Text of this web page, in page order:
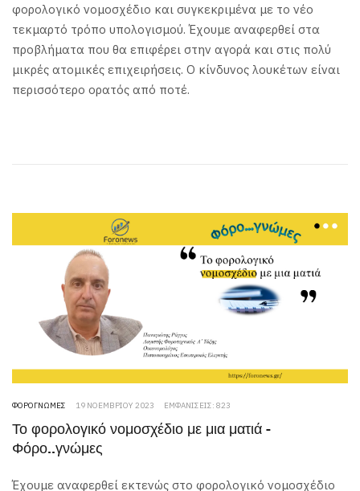
φορολογικό νομοσχέδιο και συγκεκριμένα με το νέο
τεκμαρτό τρόπο υπολογισμού. Έχουμε αναφερθεί στα
προβλήματα που θα επιφέρει στην αγορά και στις πολύ
μικρές ατομικές επιχειρήσεις. Ο κίνδυνος λουκέτων είναι
περισσότερο ορατός από ποτέ.
ΦΟΡΟΓΝΏΜΕΣ 19 ΝΟΕΜΒΡΊΟΥ 2023 ΕΜΦΑΝΊΣΕΙΣ: 823
Το φορολογικό νομοσχέδιο με μια ματιά -
Φόρο..γνώμες
Έχουμε αναφερθεί εκτενώς στο φορολογικό νομοσχέδιο